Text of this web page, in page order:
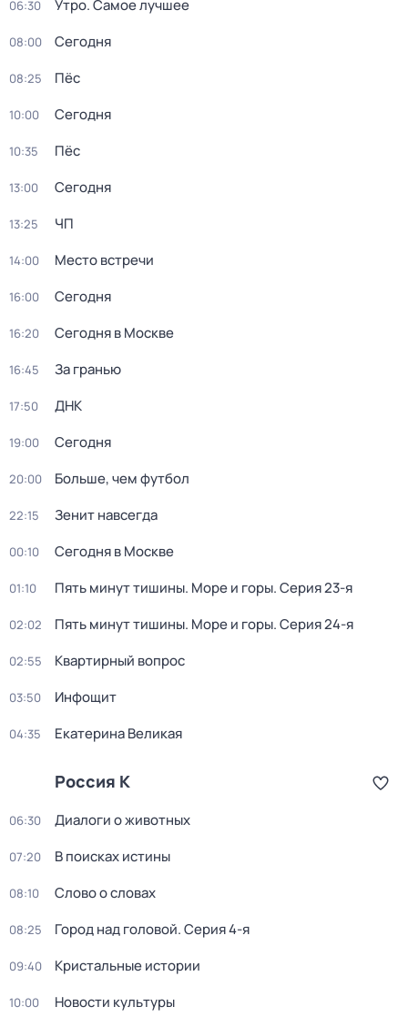
06:30 Утро. Самое лучшее
08:00 Сегодня
08:25 Пёс
10:00 Сегодня
10:35 Пёс
13:00 Сегодня
13:25 ЧП
14:00 Место встречи
16:00 Сегодня
16:20 Сегодня в Москве
16:45 За гранью
17:50 ДНК
19:00 Сегодня
20:00 Больше, чем футбол
22:15 Зенит навсегда
00:10 Сегодня в Москве
01:10 Пять минут тишины. Море и горы. Серия 23-я
02:02 Пять минут тишины. Море и горы. Серия 24-я
02:55 Квартирный вопрос
03:50 Инфощит
04:35 Екатерина Великая
Россия К
06:30 Диалоги о животных
07:20 В поисках истины
08:10 Слово о словах
08:25 Город над головой. Серия 4-я
09:40 Кристальные истории
10:00 Новости культуры